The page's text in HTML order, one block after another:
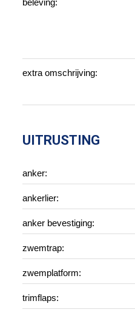
beleving:
extra omschrijving:
UITRUSTING
anker:
ankerlier:
anker bevestiging:
zwemtrap:
zwemplatform:
trimflaps: